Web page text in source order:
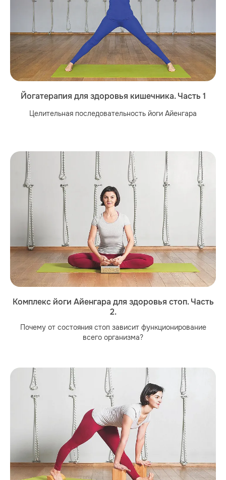
Йогатерапия для здоровья кишечника. Часть 1
Целительная последовательность йоги Айенгара
Комплекс йоги Айенгара для здоровья стоп. Часть
2.
Почему от состояния стоп зависит функционирование
всего организма?